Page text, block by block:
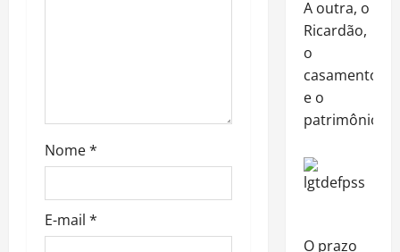
Nome*
E-mail *
A outra, o
Ricardão,
o
casamento
e o
patrimônio
O prazo